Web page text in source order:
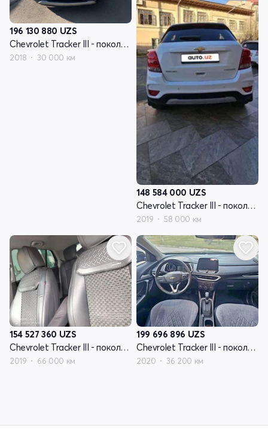
196 130 880 UZS
Chevrolet Tracker III - поколение рестайлинг
2018 30 000 км
148 584 000 UZS
Chevrolet Tracker III - поколение рестайлинг
2019 58 000 км
154 527 360 UZS
Chevrolet Tracker III - поколение рестайлинг
2019 66 000 км
199 696 896 UZS
Chevrolet Tracker III - поколение рестайлинг
2020 36 200 км